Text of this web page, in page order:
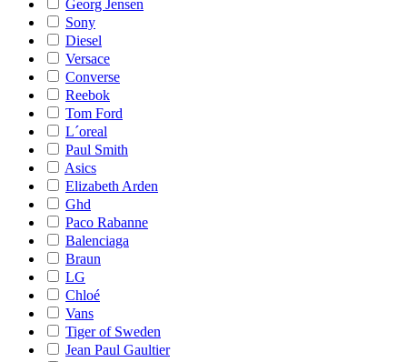
Georg Jensen
Sony
Diesel
Versace
Converse
Reebok
Tom Ford
L´oreal
Paul Smith
Asics
Elizabeth Arden
Ghd
Paco Rabanne
Balenciaga
Braun
LG
Chloé
Vans
Tiger of Sweden
Jean Paul Gaultier